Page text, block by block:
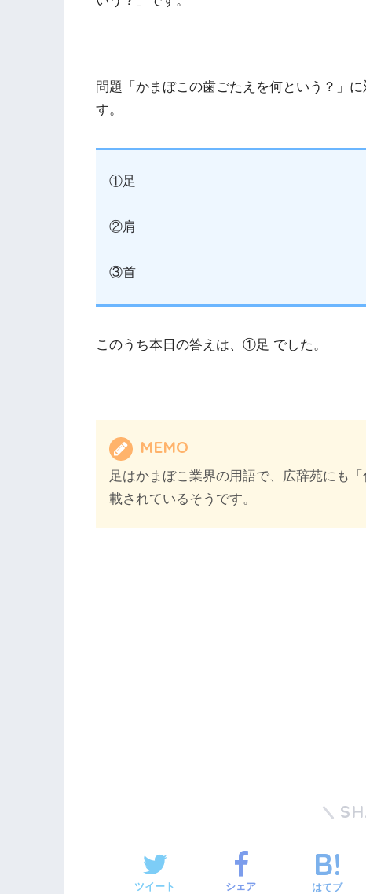
問題「かまぼこの歯ごたえを何という？」
す。
①足
②肩
③首
このうち本日の答えは、①足 でした。
MEMO
足はかまぼこ業界の用語で、広辞苑にも
載されているそうです。
ツイート シェア はてブ